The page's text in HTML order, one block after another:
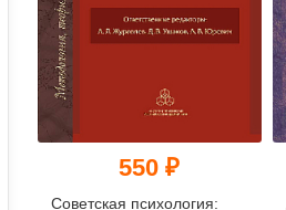
550 ₽
Советская психология: